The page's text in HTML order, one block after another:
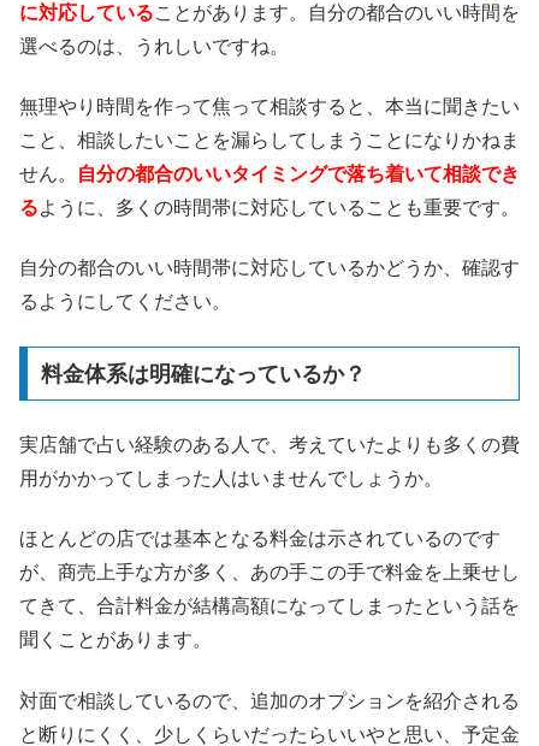
に対応していることがあります。自分の都合のいい時間を
選べるのは、うれしいですね。
無理やり時間を作って焦って相談すると、本当に聞きたい
こと、相談したいことを漏らしてしまうことになりかねま
せん。
自分の都合のいいタイミングで落ち着いて相談でき
るように、多くの時間帯に対応していることも重要です。
自分の都合のいい時間帯に対応しているかどうか、確認す
るようにしてください。
料金体系は明確になっているか？
実店舗で占い経験のある人で、考えていたよりも多くの費
用がかかってしまった人はいませんでしょうか。
ほとんどの店では基本となる料金は示されているのです
が、商売上手な方が多く、あの手この手で料金を上乗せし
てきて、合計料金が結構高額になってしまったという話を
聞くことがあります。
対面で相談しているので、追加のオプションを紹介される
と断りにくく、少しくらいだったらいいやと思い、予定金